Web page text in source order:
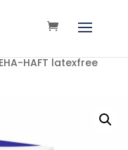
HAFT latexfree